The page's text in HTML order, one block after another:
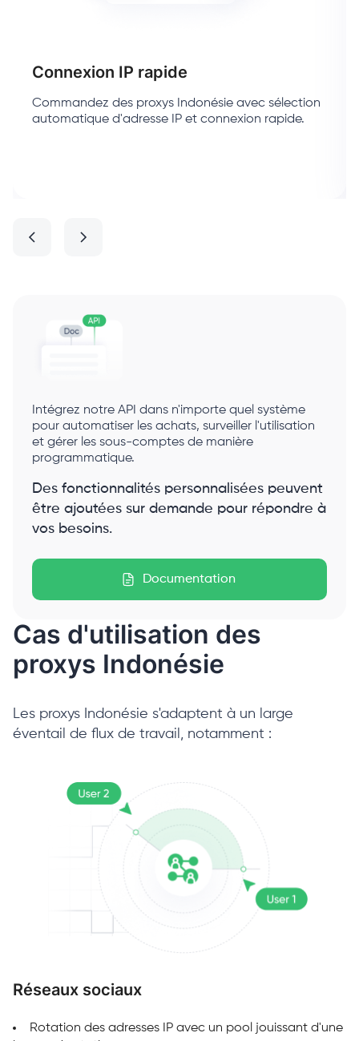
Connexion IP rapide
Commandez des proxys Indonésie avec sélection
automatique d'adresse IP et connexion rapide.
Intégrez notre API dans n'importe quel système
pour automatiser les achats, surveiller l'utilisation
et gérer les sous-comptes de manière
programmatique.
Des fonctionnalités personnalisées peuvent
être ajoutées sur demande pour répondre à
vos besoins.
Documentation
Cas d'utilisation des
proxys Indonésie
Les proxys Indonésie s'adaptent à un large
éventail de flux de travail, notamment :
Réseaux sociaux
Rotation des adresses IP avec un pool jouissant d'une